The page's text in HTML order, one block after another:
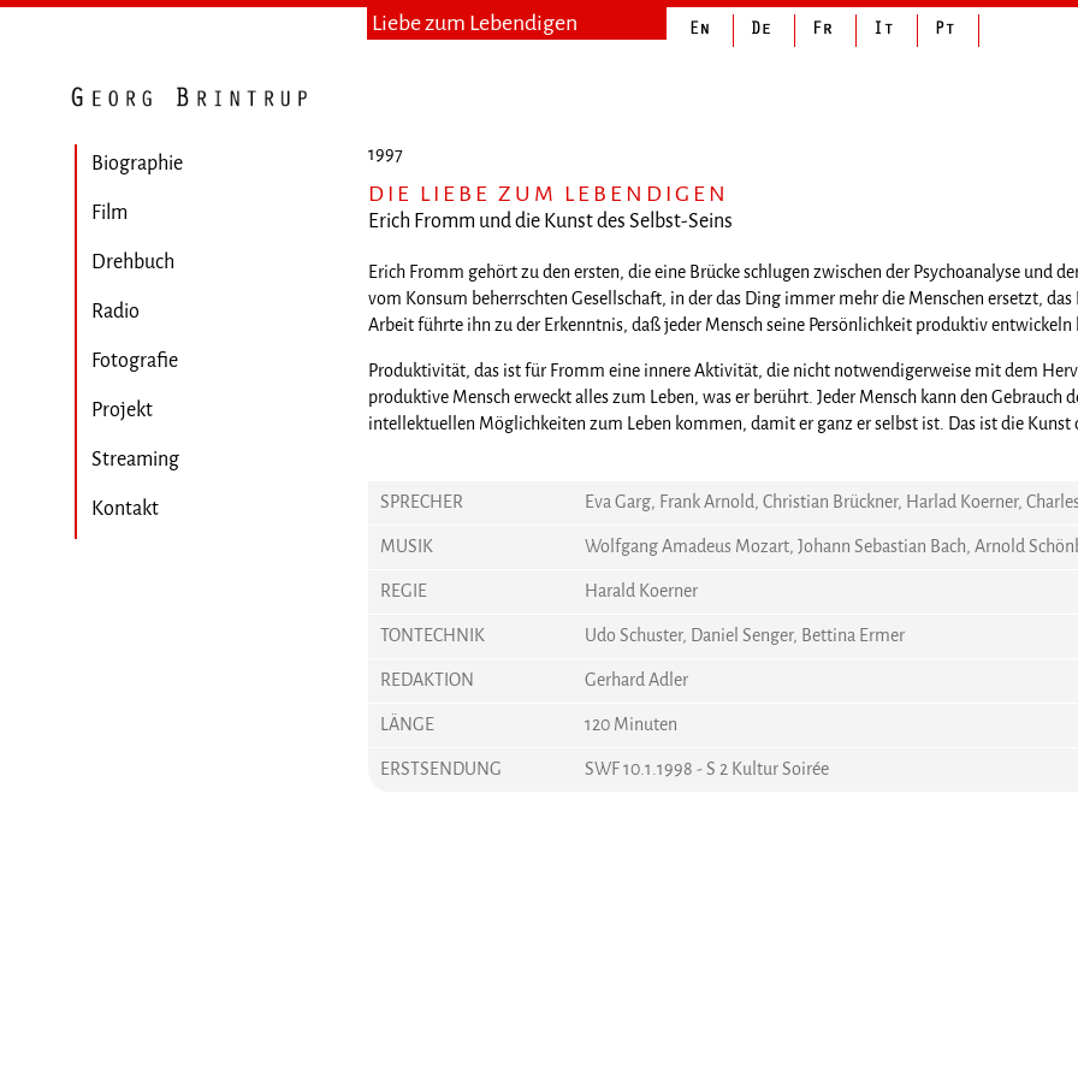
Liebe zum Lebendigen
Biographie
Film
Drehbuch
Radio
Fotografie
Projekt
Streaming
Kontakt
1997
DIE LIEBE ZUM LEBENDIGEN
Erich Fromm und die Kunst des Selbst-Seins
Erich Fromm gehört zu den ersten, die eine Brücke schlugen zwischen der Psychoanalyse und
vom Konsum beherrschten Gesellschaft, in der das Ding immer mehr die Menschen ersetzt,
Arbeit führte ihn zu der Erkenntnis, daß jeder Mensch seine Persönlichkeit produktiv entwickeln
Produktivität, das ist für Fromm eine innere Aktivität, die nicht notwendigerweise mit dem
produktive Mensch erweckt alles zum Leben, was er berührt. Jeder Mensch kann den
intellektuellen Möglichkeiten zum Leben kommen, damit er ganz er selbst ist. Das ist die Kunst
SPRECHER
Eva Garg, Frank Arnold, Christian Brückner, Harlad Koerner,
MUSIK
Wolfgang Amadeus Mozart, Johann Sebastian Bach, Arnold
REGIE
Harald Koerner
TONTECHNIK
Udo Schuster, Daniel Senger, Bettina Ermer
REDAKTION
Gerhard Adler
LÄNGE
120 Minuten
ERSTSENDUNG
SWF 10.1.1998 - S 2 Kultur Soirée